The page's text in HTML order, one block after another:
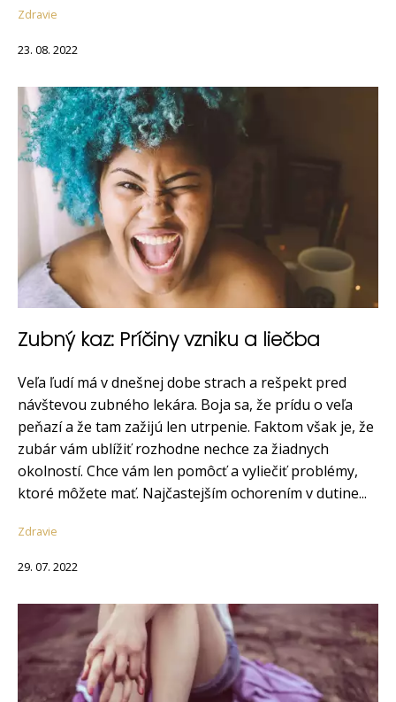
Zdravie
23. 08. 2022
Zubný kaz: Príčiny vzniku a liečba
Veľa ľudí má v dnešnej dobe strach a rešpekt pred
návštevou zubného lekára. Boja sa, že prídu o veľa
peňazí a že tam zažijú len utrpenie. Faktom však je, že
zubár vám ublížiť rozhodne nechce za žiadnych
okolností. Chce vám len pomôcť a vyliečiť problémy,
ktoré môžete mať. Najčastejším ochorením v dutine...
Zdravie
29. 07. 2022